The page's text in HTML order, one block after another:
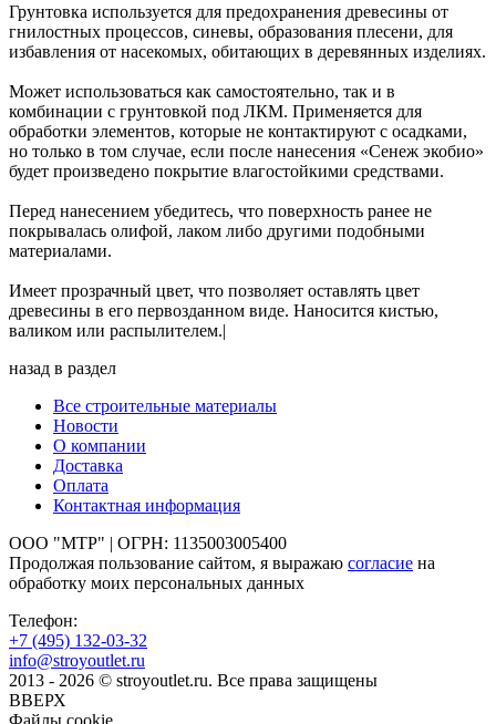
Грунтовка используется для предохранения древесины от
гнилостных процессов, синевы, образования плесени, для
избавления от насекомых, обитающих в деревянных изделиях.
Может использоваться как самостоятельно, так и в
комбинации с грунтовкой под ЛКМ. Применяется для
обработки элементов, которые не контактируют с осадками,
но только в том случае, если после нанесения «Сенеж экобио»
будет произведено покрытие влагостойкими средствами.
Перед нанесением убедитесь, что поверхность ранее не
покрывалась олифой, лаком либо другими подобными
материалами.
Имеет прозрачный цвет, что позволяет оставлять цвет
древесины в его первозданном виде. Наносится кистью,
валиком или распылителем.|
назад в раздел
Все строительные материалы
Новости
О компании
Доставка
Оплата
Контактная информация
ООО "МТР" | ОГРН: 1135003005400
Продолжая пользование сайтом, я выражаю согласие на
обработку моих персональных данных
Телефон:
+7 (495) 132-03-32
info@stroyoutlet.ru
2013 - 2026 © stroyoutlet.ru. Все права защищены
ВВЕРХ
Файлы cookie